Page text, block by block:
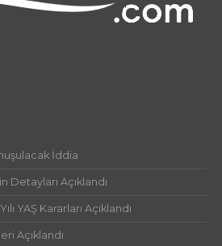
İddia
Detayları Açıklandı
YAŞ Kararları Açıklandı
Açıklandı